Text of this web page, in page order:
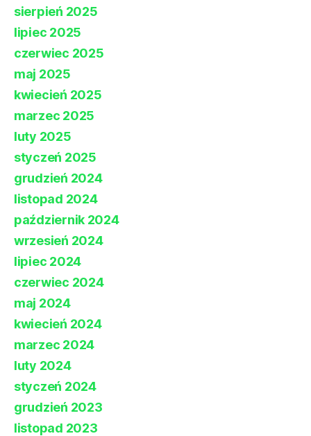
sierpień 2025
lipiec 2025
czerwiec 2025
maj 2025
kwiecień 2025
marzec 2025
luty 2025
styczeń 2025
grudzień 2024
listopad 2024
październik 2024
wrzesień 2024
lipiec 2024
czerwiec 2024
maj 2024
kwiecień 2024
marzec 2024
luty 2024
styczeń 2024
grudzień 2023
listopad 2023